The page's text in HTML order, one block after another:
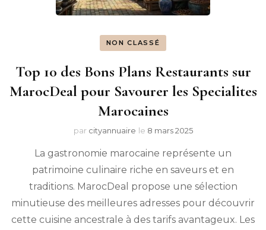
NON CLASSÉ
Top 10 des Bons Plans Restaurants sur
MarocDeal pour Savourer les Specialites
Marocaines
par cityannuaire le 8 mars 2025
La gastronomie marocaine représente un
patrimoine culinaire riche en saveurs et en
traditions. MarocDeal propose une sélection
minutieuse des meilleures adresses pour découvrir
cette cuisine ancestrale à des tarifs avantageux. Les